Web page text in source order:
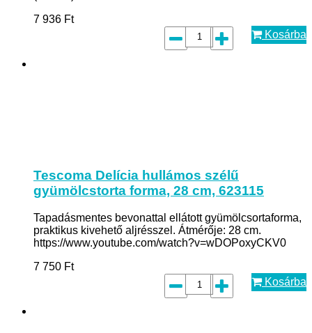
7 936 Ft
Kosárba
Tescoma Delícia hullámos szélű
gyümölcstorta forma, 28 cm, 623115
Tapadásmentes bevonattal ellátott gyümölcsortaforma,
praktikus kivehető aljrésszel. Átmérője: 28 cm.
https://www.youtube.com/watch?v=wDOPoxyCKV0
7 750 Ft
Kosárba